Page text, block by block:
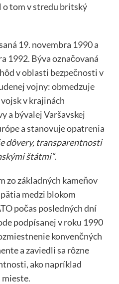
tom v stredu britský
19. novembra 1990 a
1992. Býva označovaná
v oblasti bezpečnosti v
vojny: obmedzuje
v krajinách
a bývalej Varšavskej
a stanovuje opatrenia
dôvery, transparentnosti
štátmi“.
zo základných kameňov
medzi blokom
počas posledných dní
podpísanej v roku 1990
konvenčných
a zaviedli sa rôzne
ako napríklad
mieste.